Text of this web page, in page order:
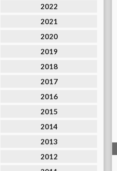
2022
2021
2020
2019
2018
2017
2016
2015
2014
2013
2012